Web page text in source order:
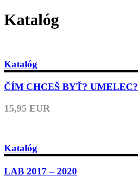
Katalóg
Katalóg
ČÍM CHCEŠ BYŤ? UMELEC?
15,95 EUR
Katalóg
LAB 2017 – 2020